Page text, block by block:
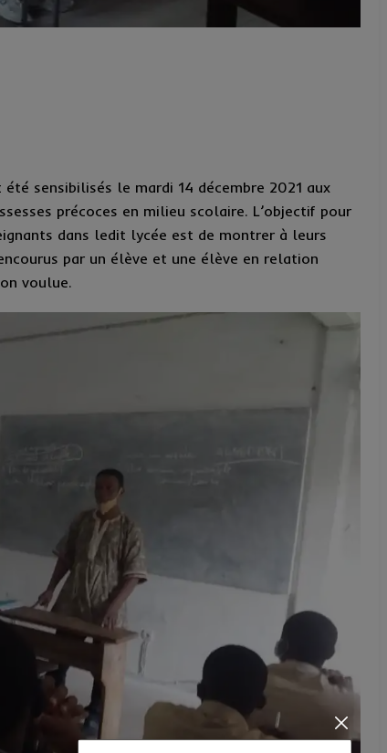
sensibilisés le mardi 14 décembre 2021 aux
précoces en milieu scolaire. L’objectif pour
dans ledit lycée est de montrer à leurs
par un élève et une élève en relation
voulue.